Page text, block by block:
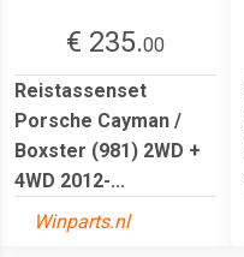
€ 235.00
Reistassenset
Porsche Cayman /
Boxster (981) 2WD +
4WD 2012-...
Winparts.nl